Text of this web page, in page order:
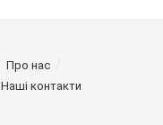
Про нас
Наші контакти